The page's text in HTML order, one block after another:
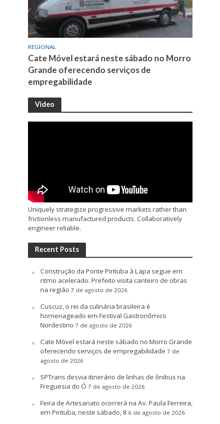
REGIONAL
Cate Móvel estará neste sábado no Morro
Grande oferecendo serviços de
empregabilidade
Video
Uniquely strategize progressive markets rather than
frictionless manufactured products. Collaboratively
engineer reliable.
Recent Posts
Construção da Ponte Pirituba à Lapa segue em
ritmo acelerado. Prefeito visita canteiro de obras
na região 7 de agosto de 2026
Cuscuz, o rei da culinária brasileira é
homenageado em Festival Gastronômico
Nordestino 7 de agosto de 2026
Cate Móvel estará neste sábado no Morro Grande
oferecendo serviços de empregabilidade 7 de
agosto de 2026
SPTrans desvia itinerário de linhas de ônibus na
Freguesia do Ó 7 de agosto de 2026
Feira de Artesanato ocorrerá na Av. Paula Ferreira,
em Pirituba, neste sábado, 8 6 de agosto de 2026